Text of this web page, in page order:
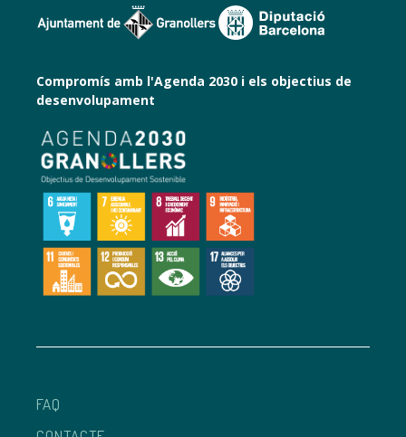
Compromís amb l'Agenda 2030 i els objectius de
desenvolupament
FAQ